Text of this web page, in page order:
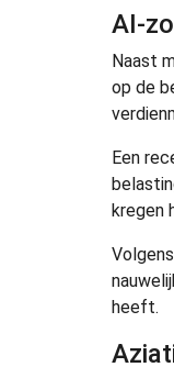
AI-
Naast
op de
Een
kregen
heeft.